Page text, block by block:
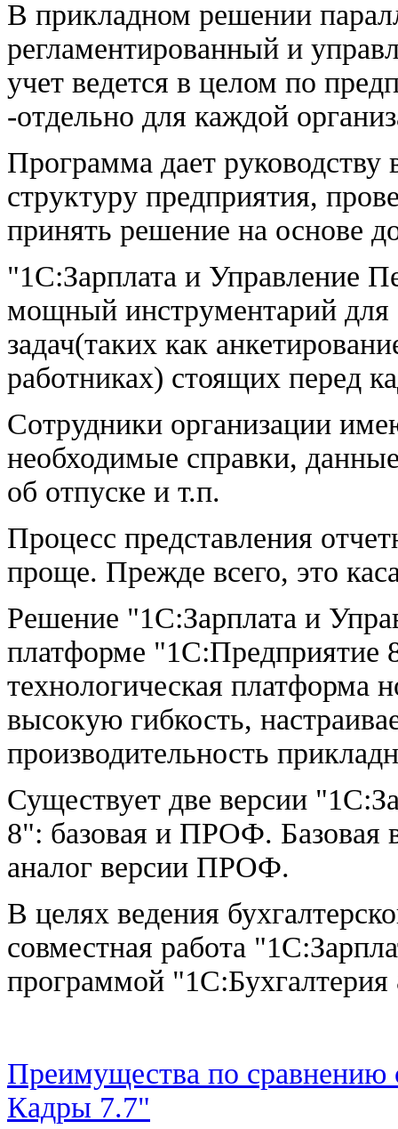
В прикладном решении
регламентированный и
учет ведется в целом по
-отдельно для каждой
Программа дает руководству
структуру предприятия,
принять решение на основе
"1С:Зарплата и Управление
мощный инструментарий для
задач(таких как
работниках) стоящих перед
Сотрудники организации
необходимые справки,
об отпуске и т.п.
Процесс представления
проще. Прежде всего, это
Решение "1С:Зарплата и
платформе
технологическая платформа
высокую гибкость,
производительность
Существует две версии
8": базовая и ПРОФ. Базовая
аналог версии ПРОФ.
В целях ведения
совместная работа
программой "1С:Бухгалтерия
Преимущества по сравнению
Кадры 7.7"